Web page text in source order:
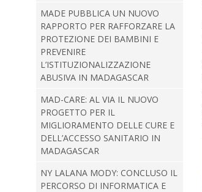
MADE PUBBLICA UN NUOVO
RAPPORTO PER RAFFORZARE LA
PROTEZIONE DEI BAMBINI E
PREVENIRE
L’ISTITUZIONALIZZAZIONE
ABUSIVA IN MADAGASCAR
MAD-CARE: AL VIA IL NUOVO
PROGETTO PER IL
MIGLIORAMENTO DELLE CURE E
DELL’ACCESSO SANITARIO IN
MADAGASCAR
NY LALANA MODY: CONCLUSO IL
PERCORSO DI INFORMATICA E